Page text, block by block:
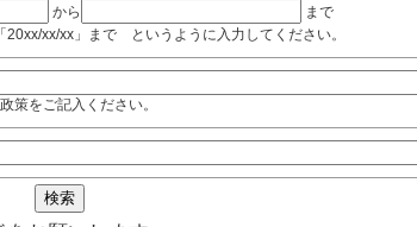
から
まで
xx/xx」まで というように入力してください。
策をご記入ください。